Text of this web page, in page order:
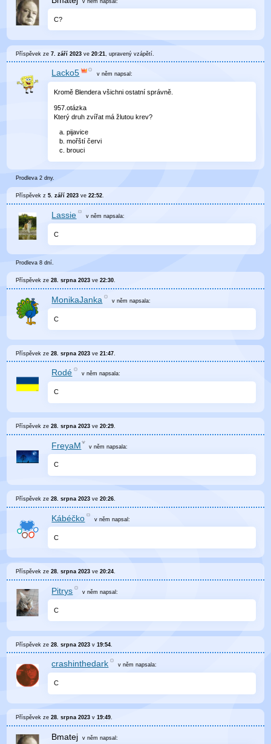
v něm napsal:
C?
Příspěvek ze7. září 2023 ve20:21 , upravenývzápětí
Lacko5 v něm napsal:
Kromě Blendera všichni ostatní správně.
957.otázka
Který druh zvířat má žlutou krev?
pijavice
mořští červi
brouci
Prodleva 2 dny.
Příspěvek z5. září 2023 ve22:52.
Lassie v němnapsala:
C
Prodleva 8 dní.
Příspěvek ze28. srpna 2023 ve22:30.
MonikaJanka v němnapsala:
C
Příspěvek ze28. srpna 2023 ve21:47
Rodé v němnapsala:
C
Příspěvek ze28. srpna 2023 ve20:29
FreyaM v něm napsala:
C
Příspěvek ze28. srpna 2023 ve20:26.
Kábéčko v němnapsal:
C
Příspěvek ze28. srpna 2023 ve20:24.
Pitrys v němnapsal:
C
Příspěvek ze28. srpna 2023 v19:54
crashinthedark v němnapsala:
C
Příspěvek ze28. srpna 2023 v19:49
Bmatej v něm napsal: